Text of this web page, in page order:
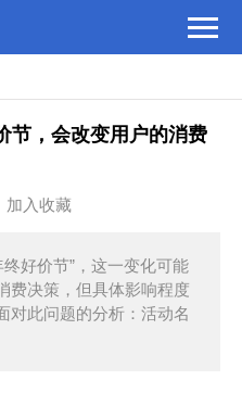
节，会改变用户的消费
加入收藏
终好价节”，这一变化可能
费决策，但具体影响程度
对此问题的分析：活动名